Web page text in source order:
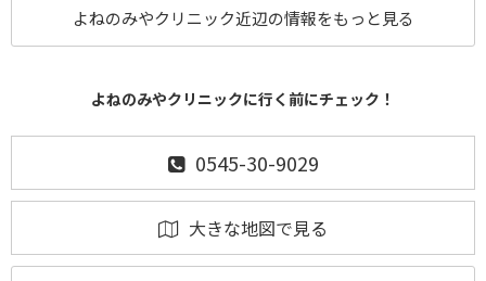
よねのみやクリニック近辺の情報をもっと見る
よねのみやクリニックに行く前にチェック！
0545-30-9029
大きな地図で見る